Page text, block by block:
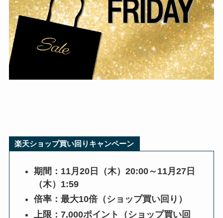
楽天ショップ買い回りキャンペーン
期間：11月20日（木）20:00～11月27日
（木）1:59
倍率：最大10倍（ショップ買い回り）
上限：7,000ポイント（ショップ買い回